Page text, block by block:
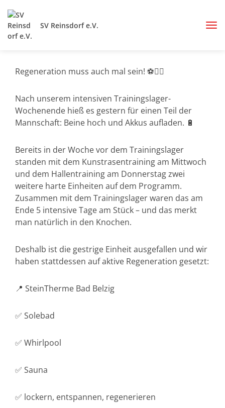
SV Reinsdorf e.V.
Regeneration muss auch mal sein! ⚽🧖‍♂️
Nach unserem intensiven Trainingslager-
Wochenende hieß es gestern für einen Teil der
Mannschaft: Beine hoch und Akkus aufladen. 🔋
Bereits in der Woche vor dem Trainingslager
standen mit dem Kunstrasentraining am Mittwoch
und dem Hallentraining am Donnerstag zwei
weitere harte Einheiten auf dem Programm.
Zusammen mit dem Trainingslager waren das am
Ende 5 intensive Tage am Stück – und das merkt
man natürlich in den Knochen.
Deshalb ist die gestrige Einheit ausgefallen und wir
haben stattdessen auf aktive Regeneration gesetzt:
📍 SteinTherme Bad Belzig
✅ Solebad
✅ Whirlpool
✅ Sauna
✅ lockern, entspannen, regenerieren